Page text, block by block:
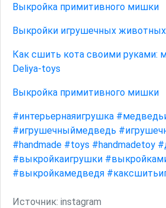
Выкройка примитивного мишки
Выкройки игрушечных животных
Как сшить кота своими руками:
Deliya-toys
Выкройка примитивного мишки
#интерьернаяигрушка
#игрушечныймедведь
#handmade #toys #handmadetoy
#выкройкаигрушки
#выкройкамедведя
Источник: instagram